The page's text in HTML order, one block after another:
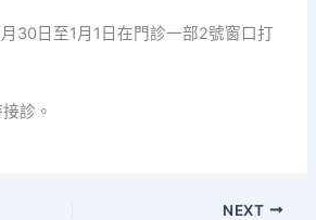
30日至1月1日在門診一部2號窗口打
診。
NEXT